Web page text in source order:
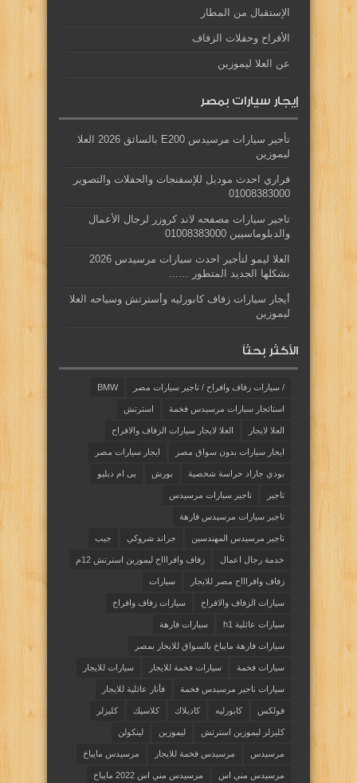
الإستقبال من المطار
الأفراح وحفلات الزفاف
عن العلا ليموزين
إيجار سيارات بمصر
تأجير سيارات مرسيدس E200 بالسائق 2026 العلا
ليموزين
فراري احدث موديل للإسفنجات والحفلات والتصوير
01008383000
تاجير سيارات مصفحه لاند كروزر لرجال الأعمال
والدبلوماسيين 01008383000
العلا ليمو لتأجير احدث سيارات مرسيدس 2026
بشكلها الجديد المتطور ……
أيجار سيارات زفاف كابورليه وأسترتش وسياحه العلا
ليموزين
الأكثر بحثاً
/ سيارات زفاف وافراح / تاجير سيارات مصر BMW
استائجار سيارات مرسيدس فخمة استرتش
العلا لايجار العلا لايجار سيارات الزفاف والافراح
ايجار سيارات بدون سواق مصر ايجار سيارات مصر
بودي جاراد حراسة شخصية بورش بى ام دبليو
تاجير تاجير سيارات مرسيدس
تاجير سيارات مرسيدس فارهة
تاجير مرسيدس المهندسين جراند شروكي جيب
خدمة رجال اعمال زفاف وافراااح ليموزين اسنرتش 12م
زفاف وافراااح مصر للايجار سيارات
سيارات الزفاف والافراح سيارات زفاف وافراح
سيارات عائلية h1 سيارات فارهة
سيارات فارهة مايباخ بالسواق للايجار بمصر
سيارات فخمة سيارات فخمة للايجار سيارات للايجار
سيارات ناجير مرسيدس فخمة فأنار عائلية للايجار
فولكس كابورليه كاديلاك كلاسيك كليزلر
كليزلر ليموزين استرتش ليموزين لينكولن
مرسيدس مرسيدس فخمة للايجار مرسيدس مايباخ
مرسيدس مني اس مرسيدس مني اس 2022 مايباخ